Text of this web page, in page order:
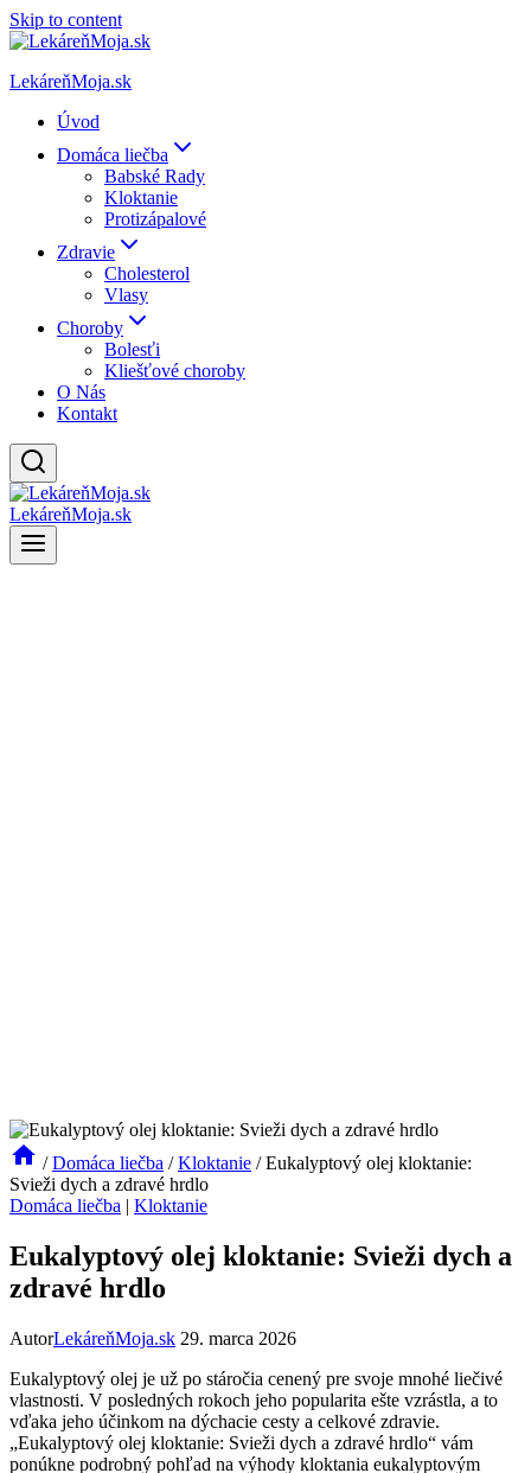
Skip to content
LekáreňMoja.sk
Úvod
Domáca liečba
Babské Rady
Kloktanie
Protizápalové
Zdravie
Cholesterol
Vlasy
Choroby
Bolesťi
Kliešťové choroby
O Nás
Kontakt
LekáreňMoja.sk
/ Domáca liečba / Kloktanie / Eukalyptový olej kloktanie:
Svieži dych a zdravé hrdlo
Domáca liečba | Kloktanie
Eukalyptový olej kloktanie: Svieži dych a
zdravé hrdlo
AutorLekáreňMoja.sk 29. marca 2026
Eukalyptový olej je už po stáročia cenený pre svoje mnohé liečivé
vlastnosti. V posledných rokoch jeho popularita ešte vzrástla, a to
vďaka jeho účinkom na dýchacie cesty a celkové zdravie.
„Eukalyptový olej kloktanie: Svieži dych a zdravé hrdlo“ vám
ponúkne podrobný pohľad na výhody kloktania eukalyptovým